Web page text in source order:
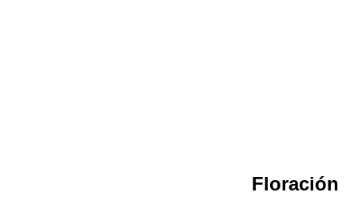
Floración